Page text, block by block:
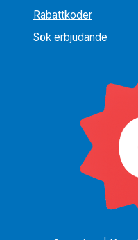
Rabattkoder
Sök erbjudande